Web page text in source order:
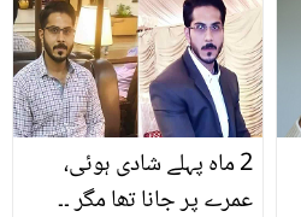
رہ گئے
2 ماہ پہلے شادی ہوئی،
عمرے پر جانا تھا مگر ۔۔